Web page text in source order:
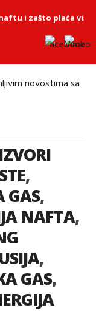
i zašto plaća više
,
GAS,
NAFTA,
,
GAS,